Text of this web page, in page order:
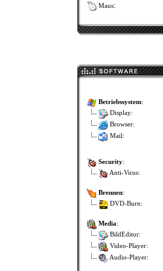
Maus:
Betriebssystem:
Display:
Browser:
Mail:
Security:
Anti-Virus:
Brennen:
DVD-Burn:
Media:
BildEditor:
Video-Player:
Audio-Player: